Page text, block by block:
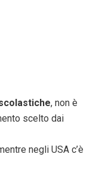
, non è
scelto dai
negli USA c’è